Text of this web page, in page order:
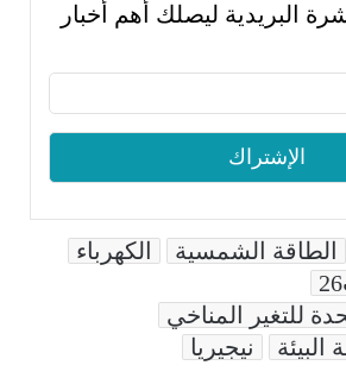
البريدية ليصلك أهم أخبار
الطاقة الشمسية
الكهرباء
للتغير المناخي
نيجيريا